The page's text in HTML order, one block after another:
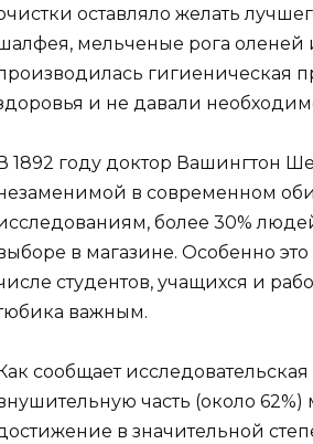
оставляло желать
мельченые рога оленей
гигиеническая
и не давали
1892 году доктор Вашингтон
в современном
более 30%
в магазине. Особенно это
студентов, учащихся и
важным.
Как сообщает
часть (около 62%)
в значительной